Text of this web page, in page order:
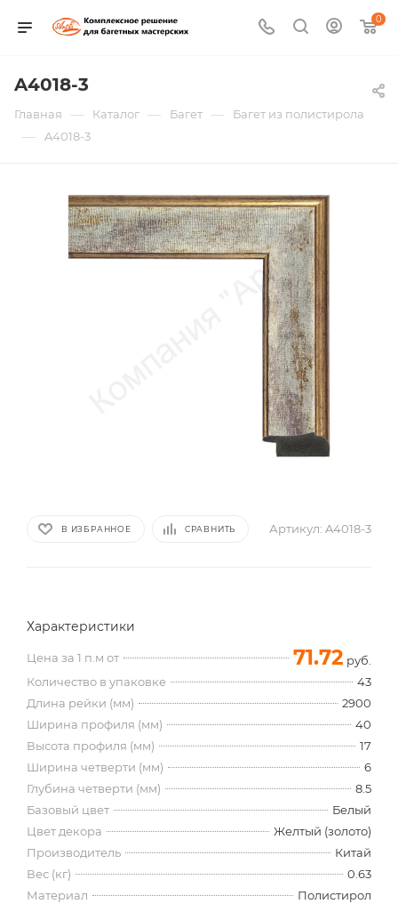
0
A4018-3
Главная — Каталог — Багет — Багет из полистирола
— A4018-3
В ИЗБРАННОЕ СРАВНИТЬ Артикул: A4018-3
Характеристики
Цена за 1 п.м от 71.72 руб.
Количество в упаковке
43
Длина рейки (мм)
2900
Ширина профиля (мм)
40
Высота профиля (мм)
17
Ширина четверти (мм)
6
Глубина четверти (мм)
8.5
Базовый цвет
Белый
Цвет декора
Желтый (золото)
Производитель
Китай
Вес (кг)
0.63
Материал
Полистирол